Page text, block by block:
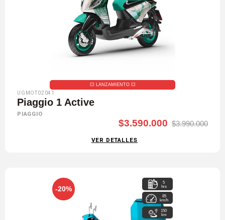
💥​ LANZAMIENTO 💥​
UGMOT02041
Piaggio 1 Active
PIAGGIO
$3.590.000 $3.990.000
VER DETALLES
-20%
5
hrs
85
km/h
150
km